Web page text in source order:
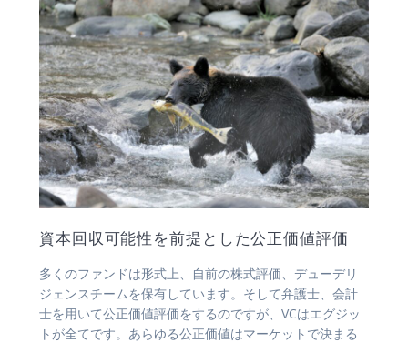
資本回収可能性を前提とした公正価値評価
多くのファンドは形式上、自前の株式評価、デューデリ
ジェンスチームを保有しています。そして弁護士、会計
士を用いて公正価値評価をするのですが、VCはエグジッ
トが全てです。あらゆる公正価値はマーケットで決まる